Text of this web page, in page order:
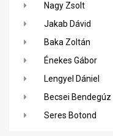
Nagy Zsolt
Jakab Dávid
Baka Zoltán
Énekes Gábor
Lengyel Dániel
Becsei Bendegúz
Seres Botond